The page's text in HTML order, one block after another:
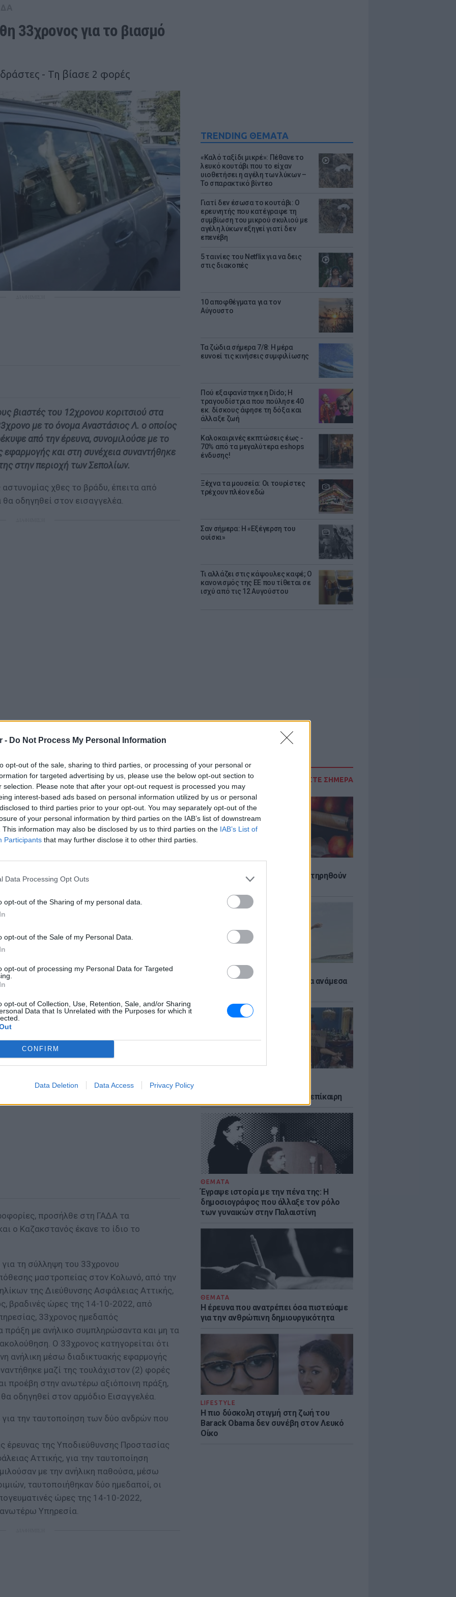
- Do Not Process My Personal Information
opt-out of the sale, sharing to third parties, or processing of your personal or
for targeted advertising by us, please use the below opt-out section to
selection. Please note that after your opt-out request is processed you may
interest-based ads based on personal information utilized by us or personal
to third parties prior to your opt-out. You may separately opt-out of the
of your personal information by third parties on the IAB’s list of downstream
This information may also be disclosed by us to third parties on the IAB’s List of
Participants that may further disclose it to other third parties.
Data Processing Opt Outs
opt-out of the Sharing of my personal data.
opt-out of the Sale of my Personal Data.
opt-out of processing my Personal Data for Targeted
opt-out of Collection, Use, Retention, Sale, and/or Sharing
Data that Is Unrelated with the Purposes for which it
CONFIRM
Data Deletion Data Access Privacy Policy
TRENDING ΘΕΜΑΤΑ
«Καλό ταξίδι μικρέ»: Πέθανε το
λευκό κουτάβι που το είχαν
υιοθετήσει η αγέλη των λύκων –
Το σπαρακτικό βίντεο
Γιατί δεν έσωσα το κουτάβι: Ο
ερευνητής που κατέγραφε τη
συμβίωση του μικρού σκυλιού με
αγέλη λύκων εξηγεί γιατί δεν
επενέβη
5 ταινίες του Netflix για να δεις
στις διακοπές
10 αποφθέγματα για τον
Αύγουστο
Τα ζώδια σήμερα 7/8: Η μέρα
ευνοεί τις κινήσεις συμφιλίωσης
Πού εξαφανίστηκε η Dido; Η
τραγουδίστρια που πούλησε 40
εκ. δίσκους άφησε τη δόξα και
άλλαξε ζωή
Καλοκαιρινές εκπτώσεις έως -
70% από τα μεγαλύτερα eshops
ένδυσης!
Ξέχνα τα μουσεία: Οι τουρίστες
τρέχουν πλέον εδώ
Σαν σήμερα: Η «Εξέγερση του
ουίσκι»
Τι αλλάζει στις κάψουλες καφέ; Ο
κανονισμός της ΕΕ που τίθεται σε
ισχύ από τις 12 Αυγούστου
ΔΙΑΒΑΣΤΕ ΣΗΜΕΡΑ
6 φρούτα που μπορουν να διατηρηθούν
Πώς να αποφύγεις το σύγκαμα ανάμεσα
νεοπλουτισμό και παραμένει επίκαιρη
ΘΕΜΑΤΑ
Έγραψε ιστορία με την πένα της: Η
δημοσιογράφος που άλλαξε τον ρόλο
των γυναικών στην Παλαιστίνη
ΘΕΜΑΤΑ
Η έρευνα που ανατρέπει όσα πιστεύαμε
για την ανθρώπινη δημιουργικότητα
LIFESTYLE
Η πιο δύσκολη στιγμή στη ζωή του
Barack Obama δεν συνέβη στον Λευκό
Οίκο
33χρονος για το βιασμό
- Τη βίασε 2 φορές
βιαστές του 12χρονου κοριτσιού στα
με το όνομα Αναστάσιος Λ. ο οποίος
από την έρευνα, συνομιλούσε με το
εφαρμογής και στη συνέχεια συναντήθηκε
στην περιοχή των Σεπολίων.
χθες το βράδυ, έπειτα από
οδηγηθεί στον εισαγγελέα.
άλλα δυο άτομα από τα 213 που
με τη 12χρονη. Τα δύο πρόσωπα
Προστασίας Ανηλίκων της
καλοκαιρινούς μήνες συνομιλούσαν
άτομο που πιθανότατα μοιάζει με το
τηλέφωνα και εξετάστηκαν ενόρκως,
εξακριβώθηκε από την έρευνα, τα
αντιστοιχούν σε επαφές με τις
ονομάζεται Γιώργος είναι 35 ετών και
και ο δεύτερος ονομάζεται Παναγιώτης,
από την Αθήνα.
ΔΙΑΦΗΜΙΣΗ
προσήλθε στη ΓΑΔΑ τα
ο Καζακστανός έκανε το ίδιο το
τη σύλληψη του 33χρονου
μαστροπείας στον Κολωνό, από την
της Διεύθυνσης Ασφάλειας Αττικής,
βραδινές ώρες της 14-10-2022, από
33χρονος ημεδαπός
πράξη με ανήλικο συμπληρώσαντα και μη τα
Ο 33χρονος κατηγορείται ότι
ανήλικη μέσω διαδικτυακής εφαρμογής
μαζί της τουλάχιστον (2) φορές
προέβη στην ανωτέρω αξιόποινη πράξη,
οδηγηθεί στον αρμόδιο Εισαγγελέα.
την ταυτοποίηση των δύο ανδρών που
έρευνας της Υποδιεύθυνσης Προστασίας
Αττικής, για την ταυτοποίηση
με την ανήλικη παθούσα, μέσω
ταυτοποιήθηκαν δύο ημεδαποί, οι
ώρες της 14-10-2022,
Υπηρεσία.